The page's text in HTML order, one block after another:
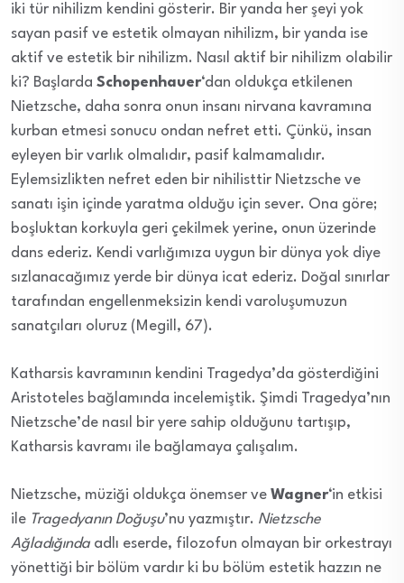
iki tür nihilizm kendini gösterir. Bir yanda her şeyi yok
sayan pasif ve estetik olmayan nihilizm, bir yanda ise
aktif ve estetik bir nihilizm. Nasıl aktif bir nihilizm olabilir
ki? Başlarda Schopenhauer‘dan oldukça etkilenen
Nietzsche, daha sonra onun insanı nirvana kavramına
kurban etmesi sonucu ondan nefret etti. Çünkü, insan
eyleyen bir varlık olmalıdır, pasif kalmamalıdır.
Eylemsizlikten nefret eden bir nihilisttir Nietzsche ve
sanatı işin içinde yaratma olduğu için sever. Ona göre;
boşluktan korkuyla geri çekilmek yerine, onun üzerinde
dans ederiz. Kendi varlığımıza uygun bir dünya yok diye
sızlanacağımız yerde bir dünya icat ederiz. Doğal sınırlar
tarafından engellenmeksizin kendi varoluşumuzun
sanatçıları oluruz (Megill, 67).
Katharsis kavramının kendini Tragedya’da gösterdiğini
Aristoteles bağlamında incelemiştik. Şimdi Tragedya’nın
Nietzsche’de nasıl bir yere sahip olduğunu tartışıp,
Katharsis kavramı ile bağlamaya çalışalım.
Nietzsche, müziği oldukça önemser ve Wagner‘in etkisi
ile Tragedyanın Doğuşu’nu yazmıştır. Nietzsche
Ağladığında adlı eserde, filozofun olmayan bir orkestrayı
yönettiği bir bölüm vardır ki bu bölüm estetik hazzın ne